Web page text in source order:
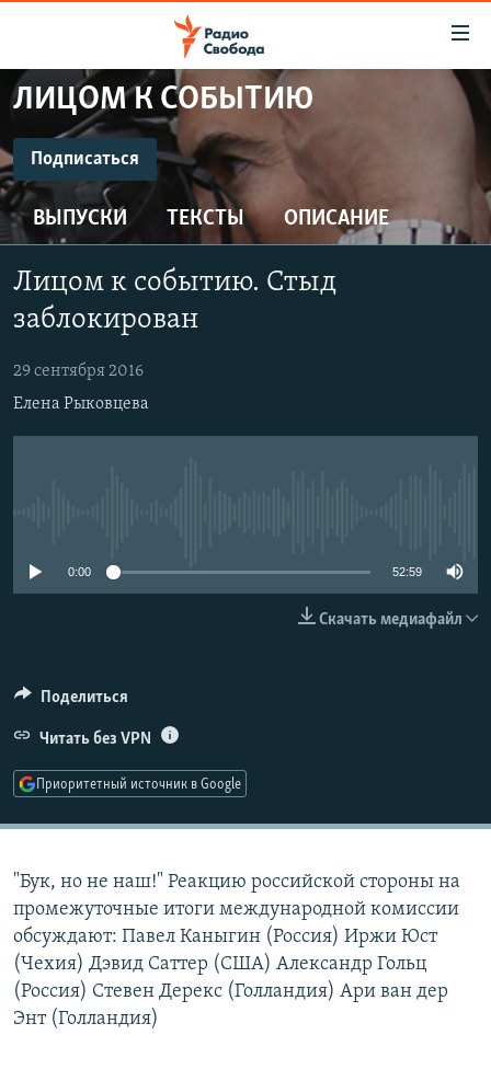
упрощенного
доступа
Вернуться
к
основному
содержанию
Вернутся
главной
Вернутся
поиску
ПРОГРАММЫ
ПОДКАСТЫ
АВТОРСКИЕ ПРОЕКТЫ
ЦИТАТЫ СВОБОДЫ
МНЕНИЯ
КУЛЬТУРА
КАВКАЗ.РЕАЛИИ
СЕВЕР.РЕАЛИИ
ЛИЦОМ К СОБЫТИЮ
Подписаться
ПОДПИСАТЬСЯ
Подписаться
ВЫПУСКИ ТЕКСТЫ ОПИСАНИЕ
Лицом к событию. Стыд
заблокирован
29 сентября 2016
Елена Рыковцева
0:00 52:59
Скачать медиафайл
Поделиться
Читать без VPN
Приоритетный источник в Google
"Бук, но не наш!" Реакцию российской стороны на
промежуточные итоги международной комиссии
обсуждают: Павел Каныгин (Россия) Иржи Юст
(Чехия) Дэвид Саттер (США) Александр Гольц
(Россия) Стевен Дерекс (Голландия) Ари ван дер
Энт (Голландия)